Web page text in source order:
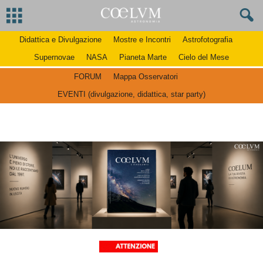
Didattica e Divulgazione Mostre e Incontri
Astrofotografia
Supernovae
NASA Pianeta Marte Cielo del Mese
FORUM
Mappa Osservatori
EVENTI (divulgazione, didattica, star party)